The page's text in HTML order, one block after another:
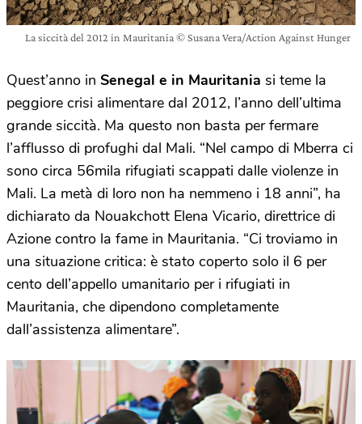
La siccità del 2012 in Mauritania © Susana Vera/Action Against Hunger
Quest’anno in Senegal e in Mauritania si teme la
peggiore crisi alimentare dal 2012, l’anno dell’ultima
grande siccità. Ma questo non basta per fermare
l’afflusso di profughi dal Mali. “Nel campo di Mberra ci
sono circa 56mila rifugiati scappati dalle violenze in
Mali. La metà di loro non ha nemmeno i 18 anni”, ha
dichiarato da Nouakchott Elena Vicario, direttrice di
Azione contro la fame in Mauritania. “Ci troviamo in
una situazione critica: è stato coperto solo il 6 per
cento dell’appello umanitario per i rifugiati in
Mauritania, che dipendono completamente
dall’assistenza alimentare”.